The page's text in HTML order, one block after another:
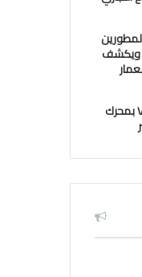
ويكشف
“كيان إيچيبت ” تَطرح الطراز كوبرا فورمنتور VZ بمحرك